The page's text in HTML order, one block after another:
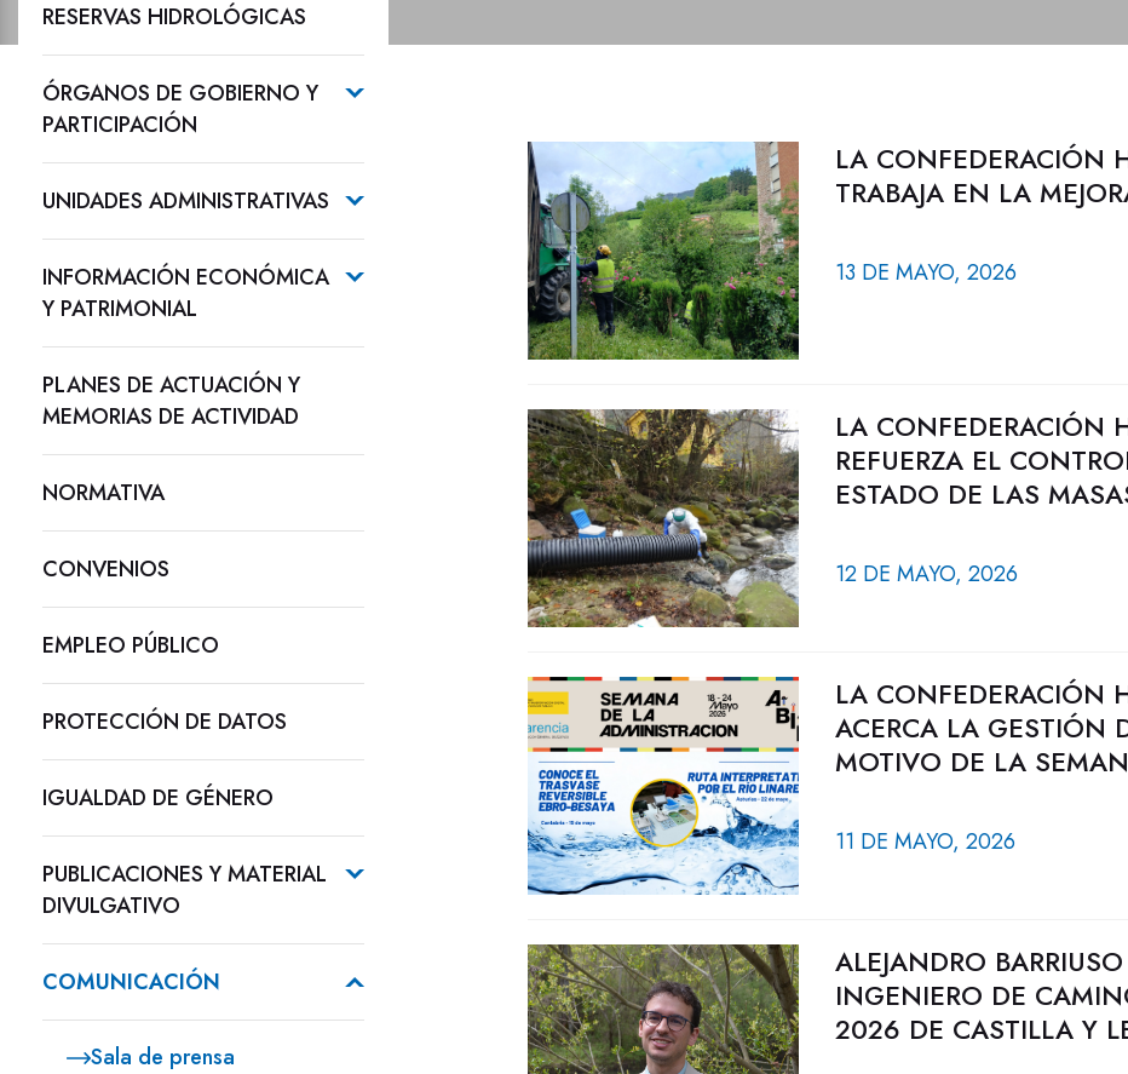
RESERVAS HIDROLÓGICAS
ÓRGANOS DE GOBIERNO Y
PARTICIPACIÓN
UNIDADES ADMINISTRATIVAS
INFORMACIÓN ECONÓMICA
Y PATRIMONIAL
PLANES DE ACTUACIÓN Y
MEMORIAS DE ACTIVIDAD
NORMATIVA
CONVENIOS
EMPLEO PÚBLICO
PROTECCIÓN DE DATOS
IGUALDAD DE GÉNERO
PUBLICACIONES Y MATERIAL
DIVULGATIVO
COMUNICACIÓN
Sala de prensa
LA CONFEDERACIÓN
TRABAJA EN LA
13 DE MAYO, 2026
LA CONFEDERACIÓN
REFUERZA EL
ESTADO DE LAS
12 DE MAYO, 2026
LA CONFEDERACIÓN
ACERCA LA GESTIÓN
MOTIVO DE LA
11 DE MAYO, 2026
ALEJANDRO
INGENIERO DE
2026 DE CASTILLA Y